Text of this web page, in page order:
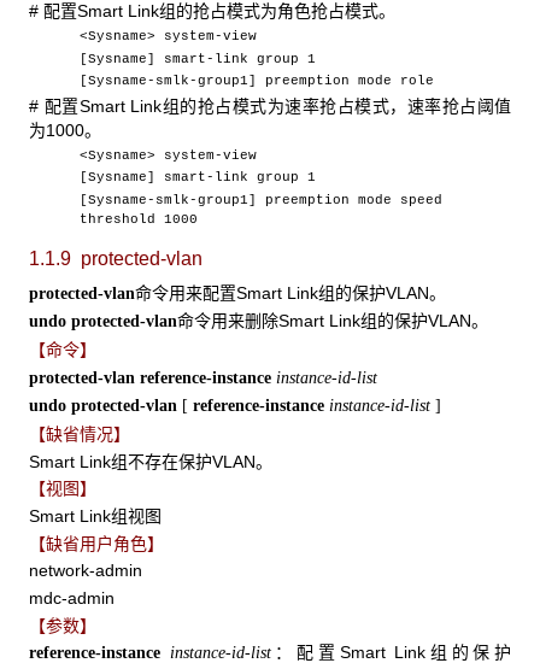
# 配置Smart Link组的抢占模式为角色抢占模式。
<Sysname> system-view
[Sysname] smart-link group 1
[Sysname-smlk-group1] preemption mode role
# 配置Smart Link组的抢占模式为速率抢占模式，速率抢占阈值
为1000。
<Sysname> system-view
[Sysname] smart-link group 1
[Sysname-smlk-group1] preemption mode speed
threshold 1000
1.1.9 protected-vlan
protected-vlan命令用来配置Smart Link组的保护VLAN。
undo protected-vlan命令用来删除Smart Link组的保护VLAN。
【命令】
protected-vlan reference-instance instance-id-list
undo protected-vlan [ reference-instance instance-id-list ]
【缺省情况】
Smart Link组不存在保护VLAN。
【视图】
Smart Link组视图
【缺省用户角色】
network-admin
mdc-admin
【参数】
reference-instance instance-id-list：配置Smart Link组的保护